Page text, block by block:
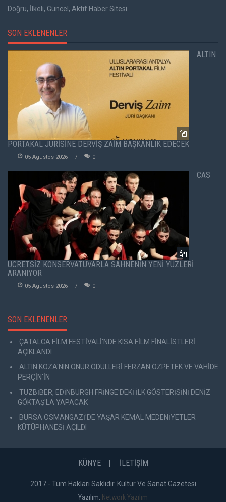
Doğru, İlkeli, Güncel, Aktif Haber Sitesi
SON EKLENENLER
ALTIN
PORTAKAL JÜRİSİNE DERVİŞ ZAİM BAŞKANLIK EDECEK
05 Agustos 2026 0
CAS
ÜCRETSİZ KONSERVATUVARLA SAHNENİN YENİ YÜZLERİ
ARANIYOR
05 Agustos 2026 0
SON EKLENENLER
ÇATALCA FİLM FESTİVALİ'NDE KISA FİLM FİNALİSTLERİ
AÇIKLANDI
ALTIN KOZA'NIN ONUR ÖDÜLLERİ FERZAN ÖZPETEK VE VAHİDE
PERÇİN'İN
TUZBİBER, EDİNBURGH FRİNGE'DEKİ İLK GÖSTERİSİNİ DENİZ
GÖKTAŞ'LA YAPACAK
BURSA OSMANGAZİ'DE YAŞAR KEMAL MEDENİYETLER
KÜTÜPHANESİ AÇILDI
KÜNYE İLETİŞİM
2017 - Tüm Hakları Saklıdır. Kültür Ve Sanat Gazetesi
Yazılım: Network Yazılım